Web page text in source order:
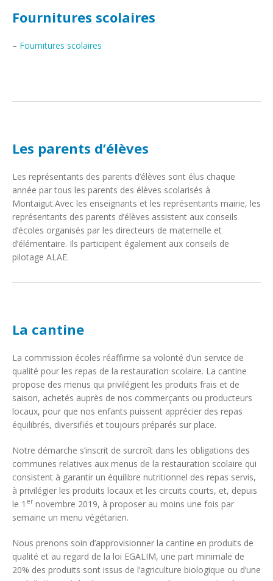
Fournitures scolaires
– Fournitures scolaires
Les parents d’élèves
Les représentants des parents d’élèves sont élus chaque
année par tous les parents des élèves scolarisés à
Montaigut.Avec les enseignants et les représentants mairie, les
représentants des parents d’élèves assistent aux conseils
d’écoles organisés par les directeurs de maternelle et
d’élémentaire. Ils participent également aux conseils de
pilotage ALAE.
La cantine
La commission écoles réaffirme sa volonté d’un service de
qualité pour les repas de la restauration scolaire. La cantine
propose des menus qui privilégient les produits frais et de
saison, achetés auprès de nos commerçants ou producteurs
locaux, pour que nos enfants puissent apprécier des repas
équilibrés, diversifiés et toujours préparés sur place.
Notre démarche s’inscrit de surcroît dans les obligations des
communes relatives aux menus de la restauration scolaire qui
consistent à garantir un équilibre nutritionnel des repas servis,
à privilégier les produits locaux et les circuits courts, et, depuis
le 1 ernovembre 2019, à proposer au moins une fois par
semaine un menu végétarien.
Nous prenons soin d’approvisionner la cantine en produits de
qualité et au regard de la loi EGALIM, une part minimale de
20% des produits sont issus de l’agriculture biologique ou d’une